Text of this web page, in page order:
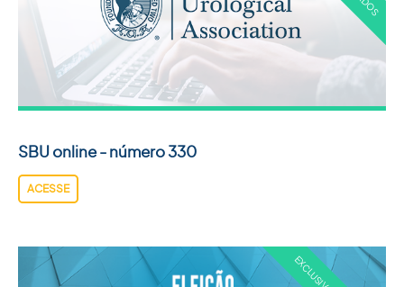
SBU online - número 330
ACESSE